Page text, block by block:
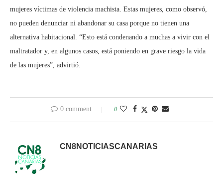
mujeres víctimas de violencia machista. Estas mujeres, como observó,
no pueden denunciar ni abandonar su casa porque no tienen una
alternativa habitacional. “Esto está condenando a muchas a vivir con el
maltratador y, en algunos casos, está poniendo en grave riesgo la vida
de las mujeres”, advirtió.
0 comment 0
CN8NOTICIASCANARIAS